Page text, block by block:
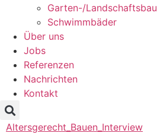
Garten-/Landschaftsbau
Schwimmbäder
Über uns
Jobs
Referenzen
Nachrichten
Kontakt
Altersgerecht_Bauen_Interview